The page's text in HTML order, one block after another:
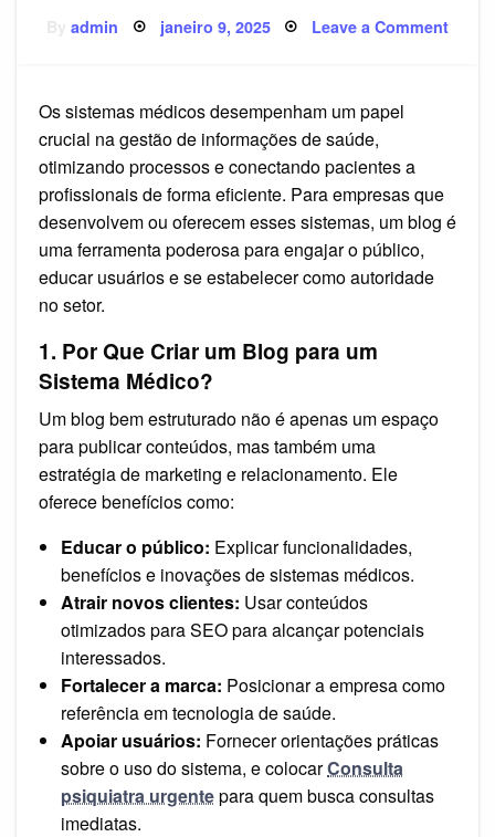
Byadmin Posted
on
janeiro 9, 2025 Leave a Commenton
Como
Os sistemas médicos desempenham um papel
crucial na gestão de informações de saúde,
otimizando processos e conectando pacientes a
profissionais de forma eficiente. Para empresas que
desenvolvem ou oferecem esses sistemas, um blog é
uma ferramenta poderosa para engajar o público,
educar usuários e se estabelecer como autoridade
no setor.
1. Por Que Criar um Blog para um
Sistema Médico?
Um blog bem estruturado não é apenas um espaço
para publicar conteúdos, mas também uma
estratégia de marketing e relacionamento. Ele
oferece benefícios como:
Educar o público: Explicar funcionalidades,
benefícios e inovações de sistemas médicos.
Atrair novos clientes: Usar conteúdos
otimizados para SEO para alcançar potenciais
interessados.
Fortalecer a marca: Posicionar a empresa como
referência em tecnologia de saúde.
Apoiar usuários: Fornecer orientações práticas
sobre o uso do sistema, e colocarConsulta
psiquiatra urgentepara quem busca consultas
imediatas.